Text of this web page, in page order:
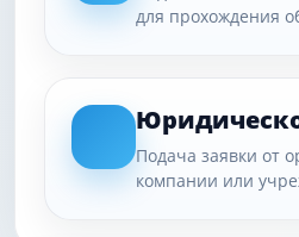
для прохождения
Подача заявки от
компании или